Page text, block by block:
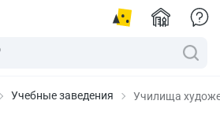
Учебные заведения Училища